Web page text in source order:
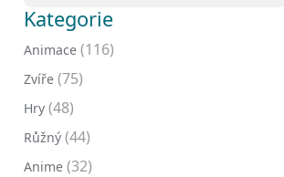
Kategorie
Animace (116)
Zvíře (75)
Hry (48)
Růžný (44)
Anime (32)